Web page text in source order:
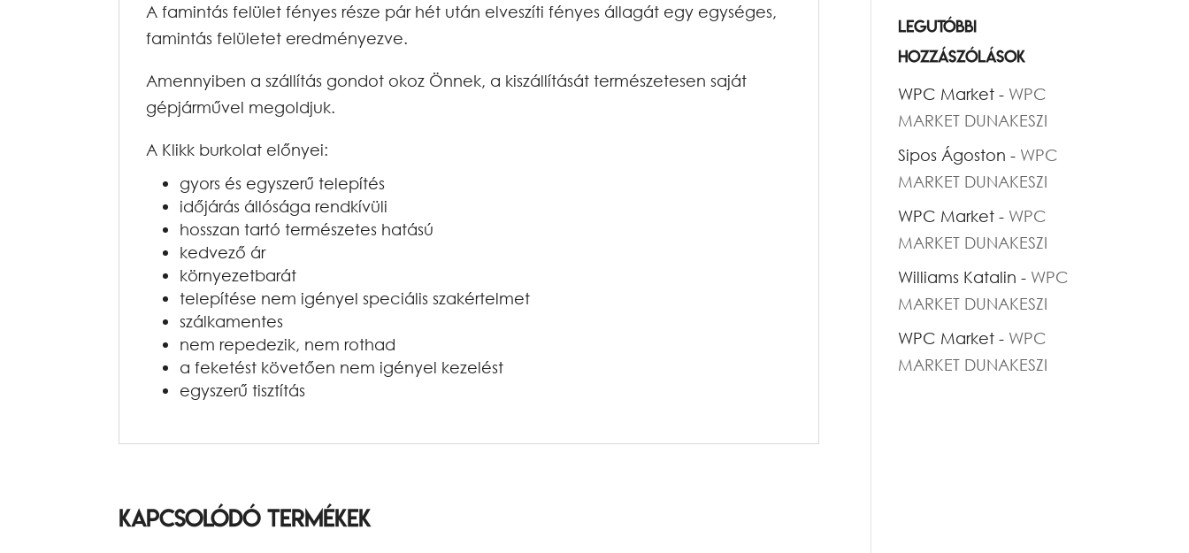
A famintás felület fényes része pár hét után elveszíti fényes állagát egy egységes,
famintás felületet eredményezve.
Amennyiben a szállítás gondot okoz Önnek, a kiszállítását természetesen saját
gépjárművel megoldjuk.
A Klikk burkolat előnyei:
gyors és egyszerű telepítés
időjárás állósága rendkívüli
hosszan tartó természetes hatású
kedvező ár
környezetbarát
telepítése nem igényel speciális szakértelmet
szálkamentes
nem repedezik, nem rothad
a feketést követően nem igényel kezelést
egyszerű tisztítás
Kapcsolódó termékek
Legutóbbi
hozzászólások
WPC Market - WPC
MARKET DUNAKESZI
Sipos Ágoston - WPC
MARKET DUNAKESZI
WPC Market - WPC
MARKET DUNAKESZI
Williams Katalin - WPC
MARKET DUNAKESZI
WPC Market - WPC
MARKET DUNAKESZI